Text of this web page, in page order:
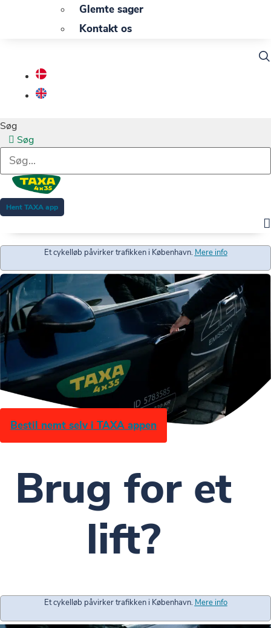
Glemte sager
Kontakt os
Søg
Søg
Hent TAXA app
Et cykelløb påvirker trafikken i København. Mere info
Bestil nemt selv i TAXA appen
Brug for et
lift?
Et cykelløb påvirker trafikken i København. Mere info